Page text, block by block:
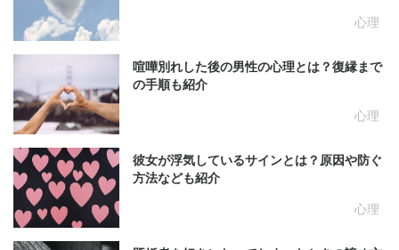
心理
心理
喧嘩別れした後の男性の心理とは？復縁まで
の手順も紹介
心理
彼女が浮気しているサインとは？原因や防ぐ
方法なども紹介